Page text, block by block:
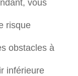
vous
risque
obstacles à
inférieure